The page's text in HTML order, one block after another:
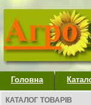
Головна
КАТАЛОГ ТОВАРІВ